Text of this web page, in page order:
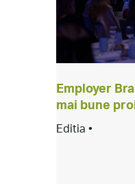
Employer
mai bune
Editia •